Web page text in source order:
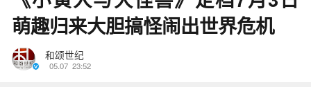
萌趣归来大胆搞怪闹出世界危机
和颂世纪
05.07 23:52